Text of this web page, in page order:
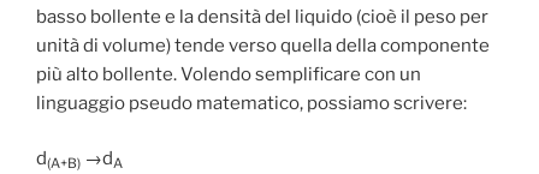
basso bollente e la densità del liquido (cioè il peso per
unità di volume) tende verso quella della componente
più alto bollente. Volendo semplificare con un
linguaggio pseudo matematico, possiamo scrivere:
d(A+B) →dA